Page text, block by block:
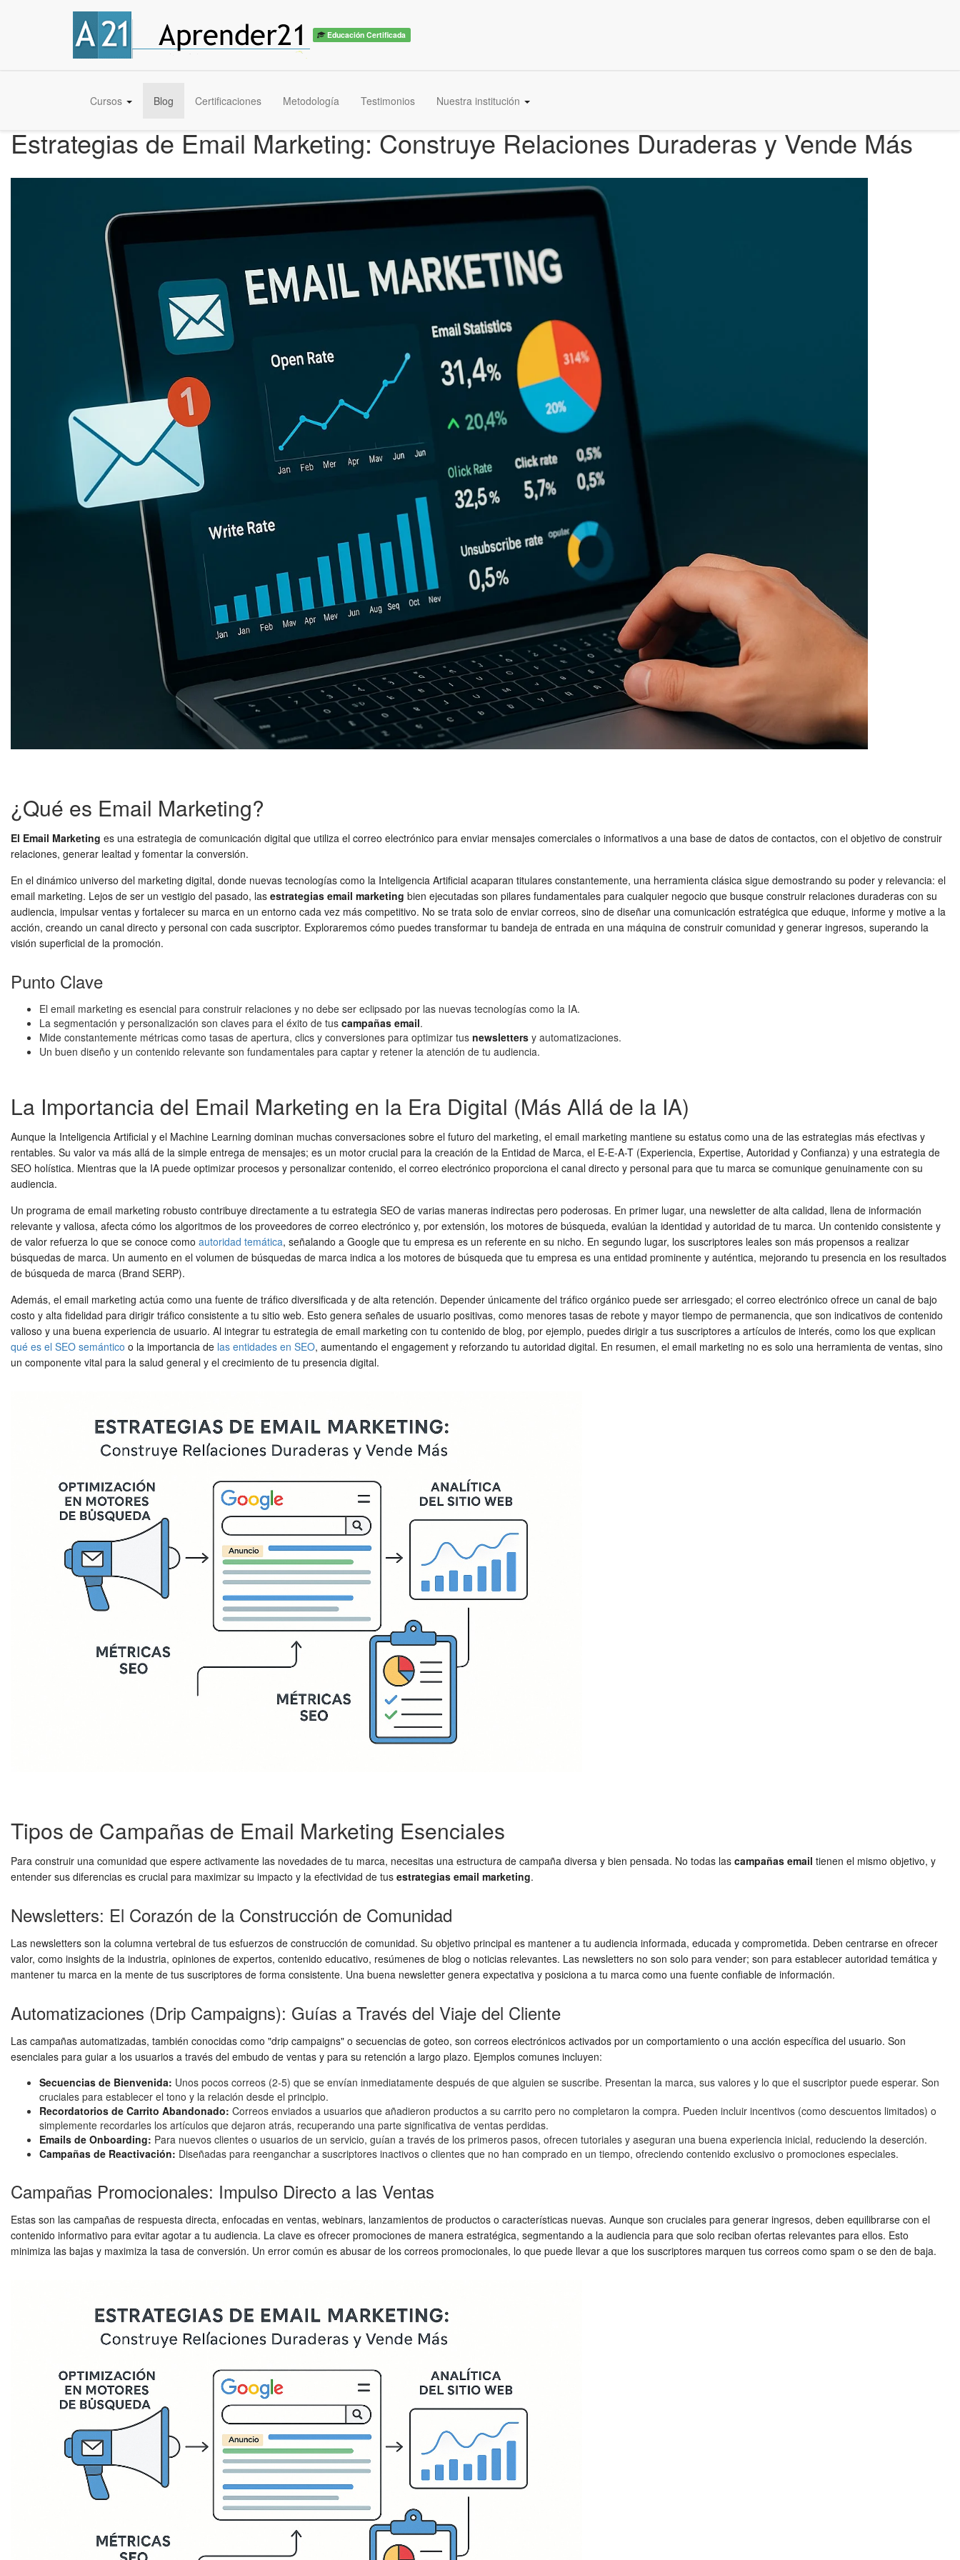
Educación Certificada
Cursos Blog Certificaciones Metodología Testimonios Nuestra institución
Estrategias de Email Marketing: Construye Relaciones Duraderas y Vende Más
¿Qué es Email Marketing?
El Email Marketing es una estrategia de comunicación digital que utiliza el correo electrónico para enviar mensajes comerciales o informativos a una base de datos de contactos, con el objetivo de construir
relaciones, generar lealtad y fomentar la conversión.
En el dinámico universo del marketing digital, donde nuevas tecnologías como la Inteligencia Artificial acaparan titulares constantemente, una herramienta clásica sigue demostrando su poder y relevancia: el
email marketing. Lejos de ser un vestigio del pasado, las estrategias email marketing bien ejecutadas son pilares fundamentales para cualquier negocio que busque construir relaciones duraderas con su
audiencia, impulsar ventas y fortalecer su marca en un entorno cada vez más competitivo. No se trata solo de enviar correos, sino de diseñar una comunicación estratégica que eduque, informe y motive a la
acción, creando un canal directo y personal con cada suscriptor. Exploraremos cómo puedes transformar tu bandeja de entrada en una máquina de construir comunidad y generar ingresos, superando la
visión superficial de la promoción.
Punto Clave
El email marketing es esencial para construir relaciones y no debe ser eclipsado por las nuevas tecnologías como la IA.
La segmentación y personalización son claves para el éxito de tus campañas email.
Mide constantemente métricas como tasas de apertura, clics y conversiones para optimizar tus newsletters y automatizaciones.
Un buen diseño y un contenido relevante son fundamentales para captar y retener la atención de tu audiencia.
La Importancia del Email Marketing en la Era Digital (Más Allá de la IA)
Aunque la Inteligencia Artificial y el Machine Learning dominan muchas conversaciones sobre el futuro del marketing, el email marketing mantiene su estatus como una de las estrategias más efectivas y
rentables. Su valor va más allá de la simple entrega de mensajes; es un motor crucial para la creación de la Entidad de Marca, el E-E-A-T (Experiencia, Expertise, Autoridad y Confianza) y una estrategia de
SEO holística. Mientras que la IA puede optimizar procesos y personalizar contenido, el correo electrónico proporciona el canal directo y personal para que tu marca se comunique genuinamente con su
audiencia.
Un programa de email marketing robusto contribuye directamente a tu estrategia SEO de varias maneras indirectas pero poderosas. En primer lugar, una newsletter de alta calidad, llena de información
relevante y valiosa, afecta cómo los algoritmos de los proveedores de correo electrónico y, por extensión, los motores de búsqueda, evalúan la identidad y autoridad de tu marca. Un contenido consistente y
de valor refuerza lo que se conoce como autoridad temática, señalando a Google que tu empresa es un referente en su nicho. En segundo lugar, los suscriptores leales son más propensos a realizar
búsquedas de marca. Un aumento en el volumen de búsquedas de marca indica a los motores de búsqueda que tu empresa es una entidad prominente y auténtica, mejorando tu presencia en los resultados
de búsqueda de marca (Brand SERP).
Además, el email marketing actúa como una fuente de tráfico diversificada y de alta retención. Depender únicamente del tráfico orgánico puede ser arriesgado; el correo electrónico ofrece un canal de bajo
costo y alta fidelidad para dirigir tráfico consistente a tu sitio web. Esto genera señales de usuario positivas, como menores tasas de rebote y mayor tiempo de permanencia, que son indicativos de contenido
valioso y una buena experiencia de usuario. Al integrar tu estrategia de email marketing con tu contenido de blog, por ejemplo, puedes dirigir a tus suscriptores a artículos de interés, como los que explican
qué es el SEO semántico o la importancia de las entidades en SEO, aumentando el engagement y reforzando tu autoridad digital. En resumen, el email marketing no es solo una herramienta de ventas, sino
un componente vital para la salud general y el crecimiento de tu presencia digital.
Tipos de Campañas de Email Marketing Esenciales
Para construir una comunidad que espere activamente las novedades de tu marca, necesitas una estructura de campaña diversa y bien pensada. No todas las campañas email tienen el mismo objetivo, y
entender sus diferencias es crucial para maximizar su impacto y la efectividad de tus estrategias email marketing.
Newsletters: El Corazón de la Construcción de Comunidad
Las newsletters son la columna vertebral de tus esfuerzos de construcción de comunidad. Su objetivo principal es mantener a tu audiencia informada, educada y comprometida. Deben centrarse en ofrecer
valor, como insights de la industria, opiniones de expertos, contenido educativo, resúmenes de blog o noticias relevantes. Las newsletters no son solo para vender; son para establecer autoridad temática y
mantener tu marca en la mente de tus suscriptores de forma consistente. Una buena newsletter genera expectativa y posiciona a tu marca como una fuente confiable de información.
Automatizaciones (Drip Campaigns): Guías a Través del Viaje del Cliente
Las campañas automatizadas, también conocidas como "drip campaigns" o secuencias de goteo, son correos electrónicos activados por un comportamiento o una acción específica del usuario. Son
esenciales para guiar a los usuarios a través del embudo de ventas y para su retención a largo plazo. Ejemplos comunes incluyen:
Secuencias de Bienvenida: Unos pocos correos (2-5) que se envían inmediatamente después de que alguien se suscribe. Presentan la marca, sus valores y lo que el suscriptor puede esperar. Son
cruciales para establecer el tono y la relación desde el principio.
Recordatorios de Carrito Abandonado: Correos enviados a usuarios que añadieron productos a su carrito pero no completaron la compra. Pueden incluir incentivos (como descuentos limitados) o
simplemente recordarles los artículos que dejaron atrás, recuperando una parte significativa de ventas perdidas.
Emails de Onboarding: Para nuevos clientes o usuarios de un servicio, guían a través de los primeros pasos, ofrecen tutoriales y aseguran una buena experiencia inicial, reduciendo la deserción.
Campañas de Reactivación: Diseñadas para reenganchar a suscriptores inactivos o clientes que no han comprado en un tiempo, ofreciendo contenido exclusivo o promociones especiales.
Campañas Promocionales: Impulso Directo a las Ventas
Estas son las campañas de respuesta directa, enfocadas en ventas, webinars, lanzamientos de productos o características nuevas. Aunque son cruciales para generar ingresos, deben equilibrarse con el
contenido informativo para evitar agotar a tu audiencia. La clave es ofrecer promociones de manera estratégica, segmentando a la audiencia para que solo reciban ofertas relevantes para ellos. Esto
minimiza las bajas y maximiza la tasa de conversión. Un error común es abusar de los correos promocionales, lo que puede llevar a que los suscriptores marquen tus correos como spam o se den de baja.